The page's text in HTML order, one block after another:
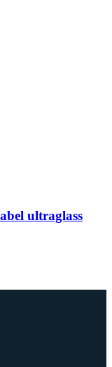
ultraglass